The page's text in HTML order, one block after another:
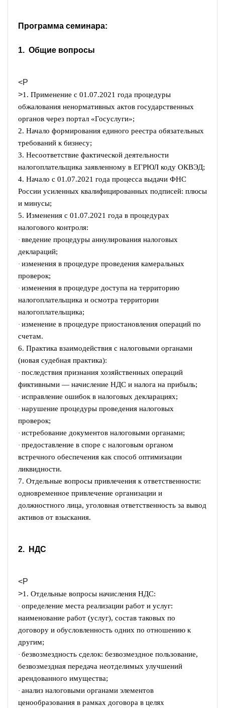
Программа семинара:
1. Общие вопросы
<P
>1. Применение с 01.07.2021 года процедуры
обжалования ненормативных актов государственных
органов через портал «Госуслуги»;
2. Начало формирования единого реестра обязательных
требований к бизнесу;
3. Несоответствие фактической деятельности
налогоплательщика заявленному в ЕГРЮЛ коду ОКВЭД;
4. Начало с 01.07.2021 года процесса выдачи ФНС
России усиленных квалифицированных подписей: плюсы
и минусы;
5. Изменения с 01.07.2021 года в процедурах
налогового контроля:
· введение процедуры аннулирования налоговых
деклараций;
· изменения в процедуре проведения камеральных
проверок;
· изменения в процедуре доступа на территорию
налогоплательщика и осмотра территории
налогоплательщика;
· изменение в процедуре приостановления операций по
счетам.
6. Практика взаимодействия с налоговыми органами
(новая судебная практика):
· последствия признания хозяйственных операций
фиктивными — начисление НДС и налога на прибыль;
· исправление ошибок в налоговых декларациях;
· нарушение процедуры проведения налоговых
проверок;
· истребование документов налоговыми органами;
· предоставление в споре с налоговым органом
встречного обеспечения как способ оптимизации
ликвидности.
7. Отдельные вопросы привлечения к ответственности:
одновременное привлечение организации и
должностного лица, уголовная ответственность за вывод
активов от взыскания.
2. НДС
<P
>1. Отдельные вопросы начисления НДС:
· определение места реализации работ и услуг:
наименование работ (услуг), состав таковых по
договору и обусловленность одних по отношению к
другим;
· безвозмездность сделок: безвозмездное пользование,
безвозмездная передача неотделимых улучшений
арендованного имущества;
· анализ налоговыми органами элементов
ценообразования в рамках договора в целях